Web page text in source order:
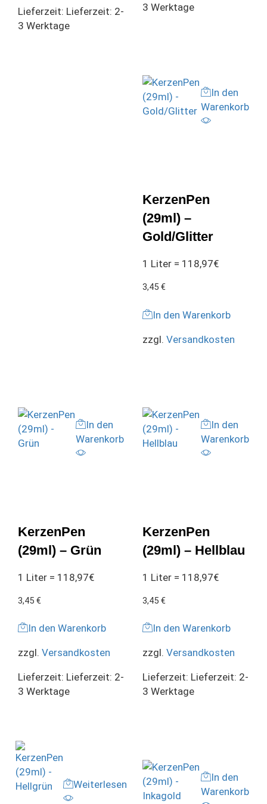
Lieferzeit: Lieferzeit: 2-
3 Werktage
3 Werktage
In den
Warenkorb
KerzenPen
(29ml) –
Gold/Glitter
1 Liter = 118,97€
3,45 €
In den Warenkorb
zzgl. Versandkosten
In den
Warenkorb
KerzenPen
(29ml) – Grün
1 Liter = 118,97€
3,45 €
In den Warenkorb
zzgl. Versandkosten
Lieferzeit: Lieferzeit: 2-
3 Werktage
In den
Warenkorb
KerzenPen
(29ml) – Hellblau
1 Liter = 118,97€
3,45 €
In den Warenkorb
zzgl. Versandkosten
Lieferzeit: Lieferzeit: 2-
3 Werktage
Weiterlesen
In den
Warenkorb